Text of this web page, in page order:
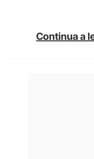
Continua a